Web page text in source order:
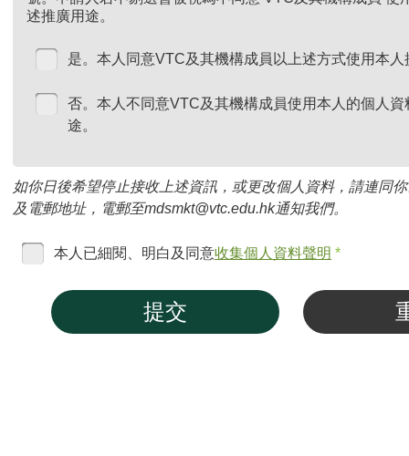
述推廣用途。
是。本人同意VTC及其機構成員以上述方式使用本
否。本人不同意VTC及其機構成員使用本人的個人
途。
如你日後希望停止接收上述資訊，或更改個人資料，請連同
及電郵地址，電郵至mdsmkt@vtc.edu.hk通知我們。
本人已細閱、明白及同意收集個人資料聲明 *
提交